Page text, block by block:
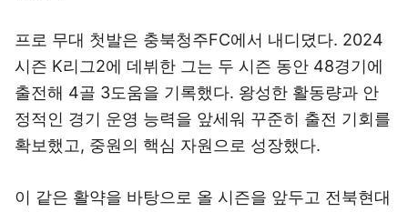
프로 무대 첫발은 충북청주FC에서 내디뎠다. 2024
시즌 K리그2에 데뷔한 그는 두 시즌 동안 48경기에
출전해 4골 3도움을 기록했다. 왕성한 활동량과 안
정적인 경기 운영 능력을 앞세워 꾸준히 출전 기회를
확보했고, 중원의 핵심 자원으로 성장했다.
이 같은 활약을 바탕으로 올 시즌을 앞두고 전북현대